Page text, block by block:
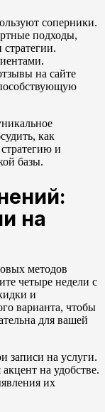
соперники.
подходы,
на сайте
как
и
базы.
на
методов
четыре недели с
и
варианта, чтобы
для вашей
записи на услуги.
на удобстве.
их